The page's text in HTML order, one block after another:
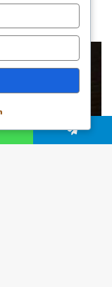
Telegram